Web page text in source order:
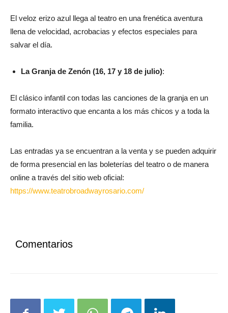
El veloz erizo azul llega al teatro en una frenética aventura
llena de velocidad, acrobacias y efectos especiales para
salvar el día.
La Granja de Zenón (16, 17 y 18 de julio):
El clásico infantil con todas las canciones de la granja en un
formato interactivo que encanta a los más chicos y a toda la
familia.
Las entradas ya se encuentran a la venta y se pueden adquirir
de forma presencial en las boleterías del teatro o de manera
online a través del sitio web oficial:
https://www.teatrobroadwayrosario.com/
Comentarios